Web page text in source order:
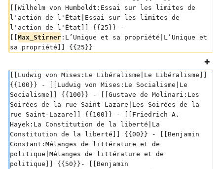
[[Wilhelm von Humboldt:Essai sur les limites de
l'action de l'État|Essai sur les limites de
l'action de l'État]] {{25}} -
Max_Stirner :L’Unique et sa propriété|L’Unique et
sa propriété]] {{25}}
[[Ludwig von Mises:Le Libéralisme|Le Libéralisme]]
{{100}} - [[Ludwig von Mises:Le Socialisme|Le
Socialisme]] {{100}} - [[Gustave de Molinari:Les
Soirées de la rue Saint-Lazare|Les Soirées de la
rue Saint-Lazare]] {{100}} - [[Friedrich A.
Hayek:La Constitution de la liberté|La
Constitution de la liberté]] {{00}} - [[Benjamin
Constant:Mélanges de littérature et de
politique|Mélanges de littérature et de
politique]] {{50}}- [[Benjamin